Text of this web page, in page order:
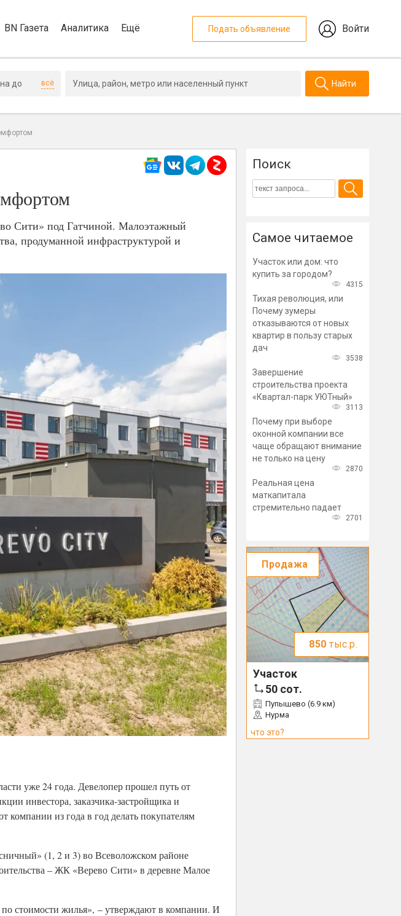
BN Газета Аналитика Ещё Подать объявление Войти
всё Найти
Сити» под Гатчиной. Малоэтажный
продуманной инфраструктурой и
уже 24 года. Девелопер прошел путь от
инвестора, заказчика-застройщика и
компании из года в год делать покупателям
(1, 2 и 3) во Всеволожском районе
– ЖК «Верево Сити» в деревне Малое
стоимости жилья», – утверждают в компании. И
Поиск
Самое читаемое
Участок или дом: что
купить за городом?
4315
Тихая революция, или
Почему зумеры
отказываются от новых
квартир в пользу старых
дач
3538
Завершение
строительства проекта
«Квартал-парк УЮТный»
3113
Почему при выборе
оконной компании все
чаще обращают внимание
не только на цену
2870
Реальная цена
маткапитала
стремительно падает
2701
Продажа
850 тыс.р.
Участок
50 сот.
Пупышево (6.9 км)
Нурма
что это?